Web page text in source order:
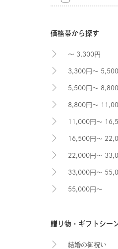
価格帯から探す
～ 3,300円
3,300円～
5,500円～
8,800円～
11,000円～
16,500円～
22,000円～
33,000円～
55,000円～
贈り物・ギフトシー
結婚の御祝い